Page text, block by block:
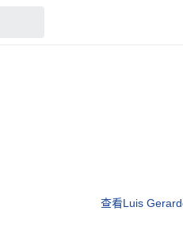
查看Luis